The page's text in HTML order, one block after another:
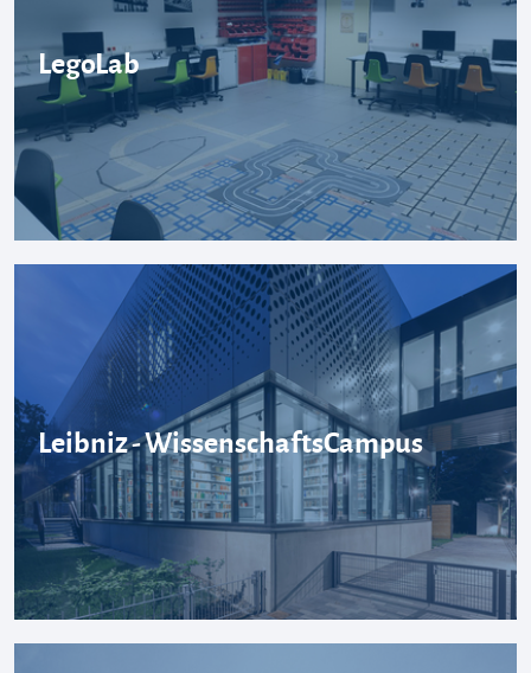
LegoLab
Leibniz - WissenschaftsCampus